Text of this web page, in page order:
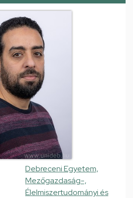
Debreceni Egyetem,
Mezőgazdaság-,
Élelmiszertudományi és